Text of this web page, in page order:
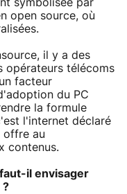
symbolisée par
open source, où
il y a des
opérateurs télécoms
facteur
du PC
la formule
l'internet déclaré
offre au
contenus.
il envisager
?